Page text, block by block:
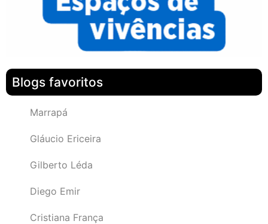
Blogs favoritos
Marrapá
Gláucio Ericeira
Gilberto Léda
Diego Emir
Cristiana França